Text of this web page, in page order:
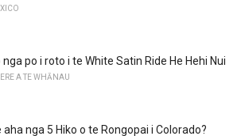
nga po i roto i te White Satin Ride He Hehi Nui
A TE WHĀNAU
aha nga 5 Hiko o te Rongopai i Colorado?